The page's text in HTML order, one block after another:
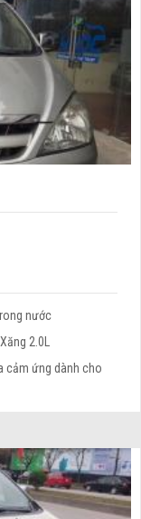
nước
2.0L
cảm ứng dành cho